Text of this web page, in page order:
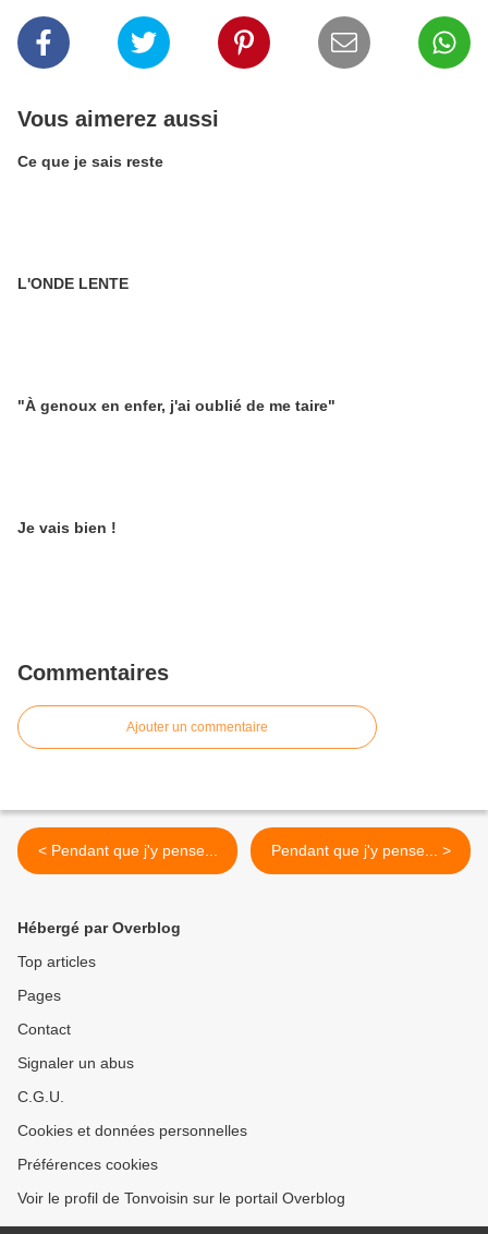
Vous aimerez aussi
Ce que je sais reste
L'ONDE LENTE
"À genoux en enfer, j'ai oublié de me taire"
Je vais bien !
Commentaires
Ajouter un commentaire
< Pendant que j'y pense... Pendant que j'y pense... >
Hébergé par Overblog
Top articles
Pages
Contact
Signaler un abus
C.G.U.
Cookies et données personnelles
Préférences cookies
Voir le profil de Tonvoisin sur le portail Overblog